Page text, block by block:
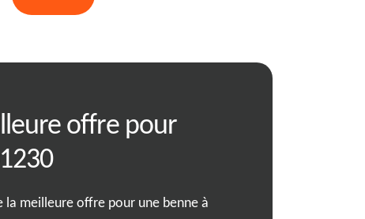
offre pour
la meilleure offre pour une benne à